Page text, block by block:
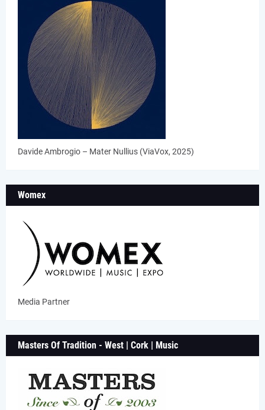
Davide Ambrogio – Mater Nullius (ViaVox, 2025)
Womex
Media Partner
Masters Of Tradition - West | Cork | Music